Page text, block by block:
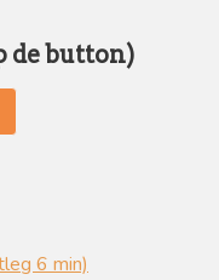
de button)
6 min)